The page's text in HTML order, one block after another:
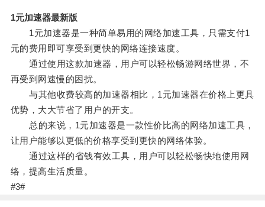
1元加速器最新版
1元加速器是一种简单易用的网络加速工具，只需支付1
元的费用即可享受到更快的网络连接速度。
通过使用这款加速器，用户可以轻松畅游网络世界，不
再受到网速慢的困扰。
与其他收费较高的加速器相比，1元加速器在价格上更具
优势，大大节省了用户的开支。
总的来说，1元加速器是一款性价比高的网络加速工具，
让用户能够以更低的价格享受到更快的网络体验。
通过这样的省钱有效工具，用户可以轻松畅快地使用网
络，提高生活质量。
#3#